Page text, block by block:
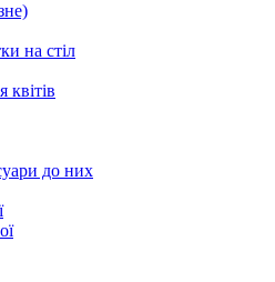
на стіл
до них